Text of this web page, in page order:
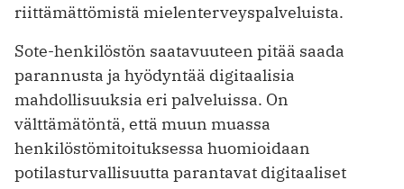
riittämättömistä mielenterveyspalveluista.
Sote-henkilöstön saatavuuteen pitää saada
parannusta ja hyödyntää digitaalisia
mahdollisuuksia eri palveluissa. On
välttämätöntä, että muun muassa
henkilöstömitoituksessa huomioidaan
potilasturvallisuutta parantavat digitaaliset